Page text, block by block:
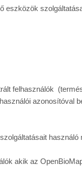
eszközök
felhasználók
azonosítóval
akik az